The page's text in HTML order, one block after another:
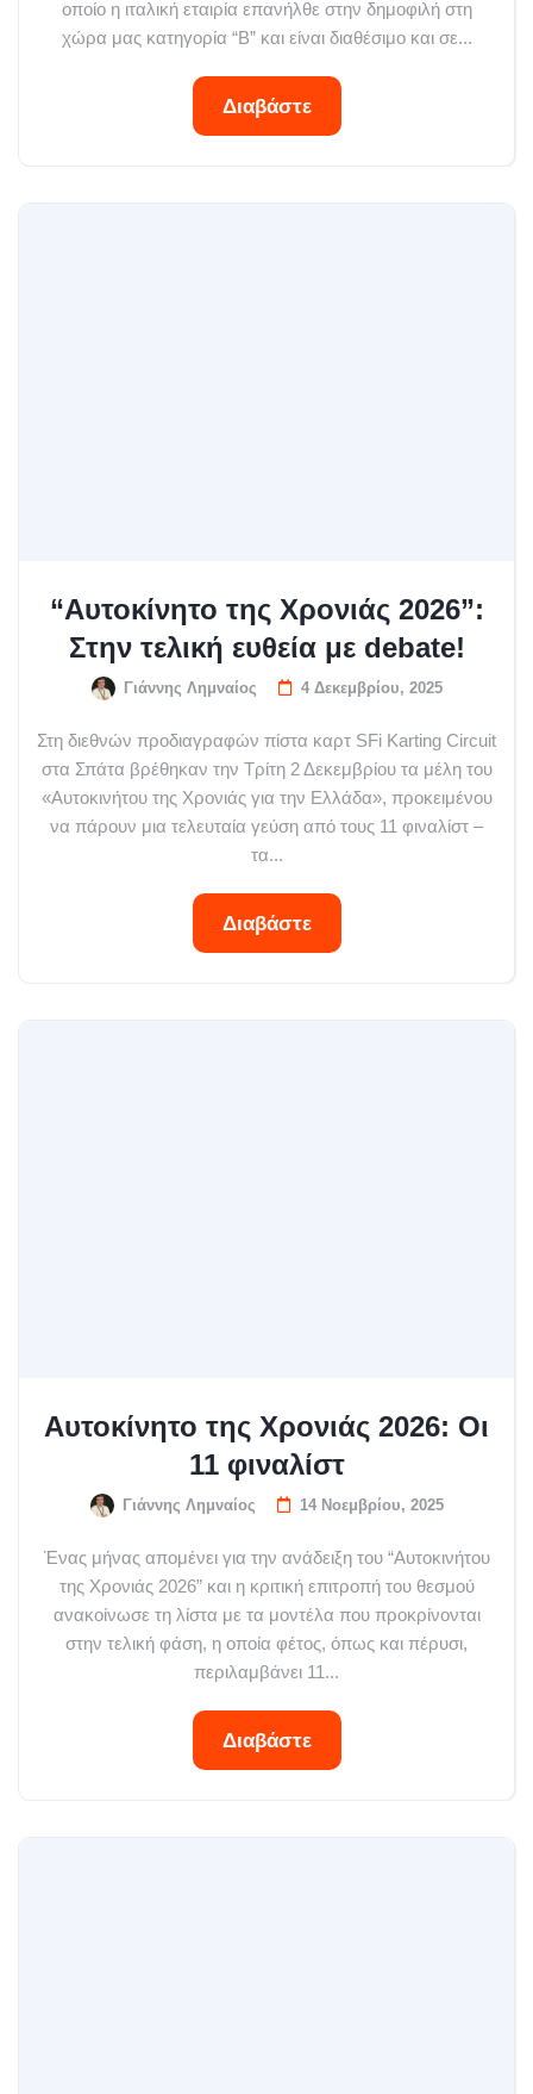
οποίο η ιταλική εταιρία επανήλθε στην δημοφιλή στη
χώρα μας κατηγορία “B” και είναι διαθέσιμο και σε...
Διαβάστε
“Αυτοκίνητο της Χρονιάς 2026”:
Στην τελική ευθεία με debate!
Γιάννης Λημναίος 4 Δεκεμβρίου, 2025
Στη διεθνών προδιαγραφών πίστα καρτ SFi Karting Circuit
στα Σπάτα βρέθηκαν την Τρίτη 2 Δεκεμβρίου τα μέλη του
«Αυτοκινήτου της Χρονιάς για την Ελλάδα», προκειμένου
να πάρουν μια τελευταία γεύση από τους 11 φιναλίστ –
τα...
Διαβάστε
Αυτοκίνητο της Χρονιάς 2026: Οι
11 φιναλίστ
Γιάννης Λημναίος 14 Νοεμβρίου, 2025
Ένας μήνας απομένει για την ανάδειξη του “Αυτοκινήτου
της Χρονιάς 2026” και η κριτική επιτροπή του θεσμού
ανακοίνωσε τη λίστα με τα μοντέλα που προκρίνονται
στην τελική φάση, η οποία φέτος, όπως και πέρυσι,
περιλαμβάνει 11...
Διαβάστε